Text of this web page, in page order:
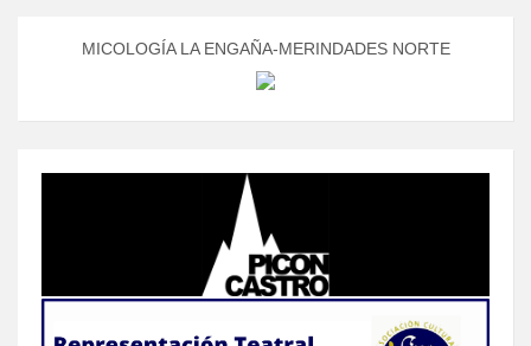
MICOLOGÍA LA ENGAÑA-MERINDADES NORTE